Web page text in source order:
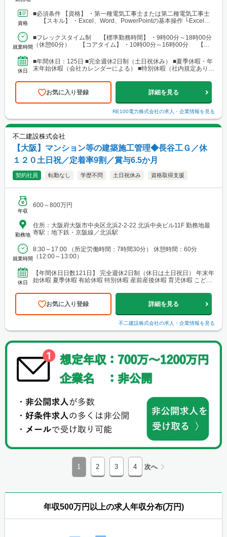
資格
■必須条件 【資格】 ・第一種電気工事士または第二種電気工事士
【スキル】 ・Excel、Word、PowerPointの基本操作 └Excel：
就業時間
■フレックスタイム制 【標準勤務時間】 ・9時00分～18時00分
（休憩60分） 【コアタイム】 ・10時00分～16時00分 【フ
休日
■年間休日：125日 ■完全週休2日制（土日祝休み） ■夏季休暇・年
末年始休暇（会社カレンダーによる） ■特別休暇（社内規定あり）
お気に入り登録 詳細を見る
RE100電力株式会社の求人・企業情報を見る
不二建設株式会社
【大阪】マンション等の建築施工管理◆長谷工Ｇ／休
１２０土日祝／定着率9割／賞与6.5か月
契約社員 転勤なし 学歴不問 土日祝休み 資格取得支援
年収
600～800万円
勤務地
住所：大阪府大阪市中央区北浜2-2-22 北浜中央ビル11F 勤務地最
寄駅：地下鉄・京阪線／北浜駅
就業時間
8:30～17:00 （所定労働時間：7時間30分） 休憩時間：60分
（12:00～13:00）
休日
【年間休日日数121日】 完全週休2日制（休日は土日祝日） 年末年
始休暇 夏季休暇 有給休暇 特別休暇 産前産後休暇 育児休暇 こども
お気に入り登録 詳細を見る
不二建設株式会社の求人・企業情報を見る
1 2 3 4 次へ
年収500万円以上の求人年収分布(万円)